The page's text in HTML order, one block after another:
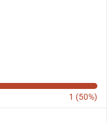
1 (50%)